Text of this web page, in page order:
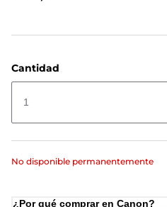
Cantidad
1
No disponible permanentemente
¿Por qué comprar en Canon?